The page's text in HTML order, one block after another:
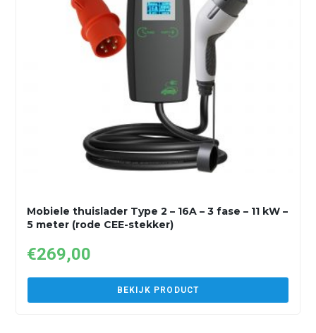
Mobiele thuislader Type 2 – 16A – 3 fase – 11 kW –
5 meter (rode CEE-stekker)
€269,00
BEKIJK PRODUCT